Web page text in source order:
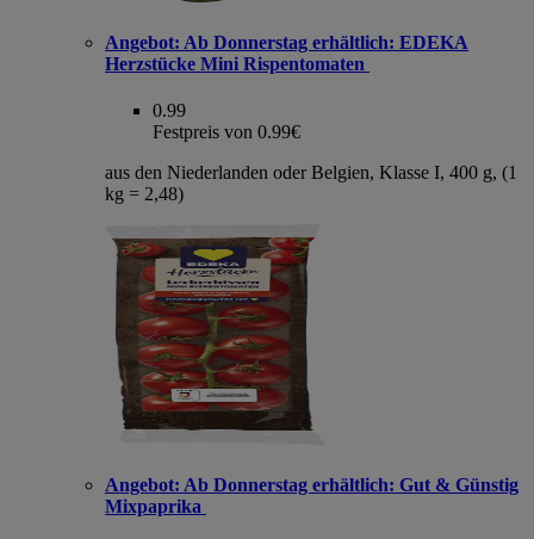
Angebot: Ab Donnerstag erhältlich: EDEKA
Herzstücke Mini Rispentomaten
0.99
Festpreis von 0.99€
aus den Niederlanden oder Belgien, Klasse I, 400 g, (1
kg = 2,48)
Angebot: Ab Donnerstag erhältlich: Gut & Günstig
Mixpaprika